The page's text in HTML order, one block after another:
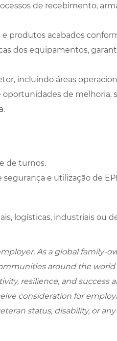
de recebimento,
produtos acabados
dos equipamentos,
incluindo áreas
de melhoria,
de turnos.
e utilização de
logísticas, industriais ou
As a global family-
around the
resilience, and success
consideration for
status, disability, or